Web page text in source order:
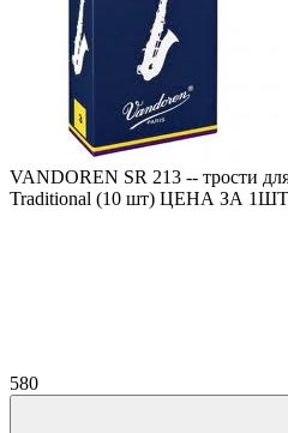
VANDOREN SR 213 -- трости
Traditional (10 шт) ЦЕНА ЗА
580